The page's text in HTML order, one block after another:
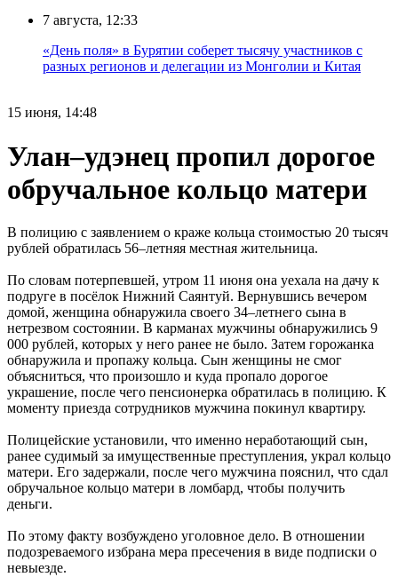
7 августа, 12:33
«День поля» в Бурятии соберет тысячу участников с
разных регионов и делегации из Монголии и Китая
15 июня, 14:48
Улан–удэнец пропил дорогое
обручальное кольцо матери
В полицию с заявлением о краже кольца стоимостью 20 тысяч
рублей обратилась 56–летняя местная жительница.
По словам потерпевшей, утром 11 июня она уехала на дачу к
подруге в посёлок Нижний Саянтуй. Вернувшись вечером
домой, женщина обнаружила своего 34–летнего сына в
нетрезвом состоянии. В карманах мужчины обнаружились 9
000 рублей, которых у него ранее не было. Затем горожанка
обнаружила и пропажу кольца. Сын женщины не смог
объясниться, что произошло и куда пропало дорогое
украшение, после чего пенсионерка обратилась в полицию. К
моменту приезда сотрудников мужчина покинул квартиру.
Полицейские установили, что именно неработающий сын,
ранее судимый за имущественные преступления, украл кольцо
матери. Его задержали, после чего мужчина пояснил, что сдал
обручальное кольцо матери в ломбард, чтобы получить
деньги.
По этому факту возбуждено уголовное дело. В отношении
подозреваемого избрана мера пресечения в виде подписки о
невыезде.